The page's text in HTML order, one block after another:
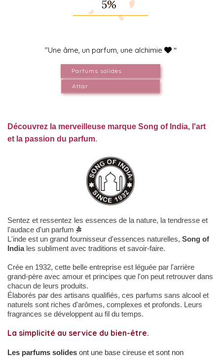
"Une âme, un parfum, une alchimie "
Parfums solides
Attar
Découvrez la merveilleuse marque Song of India, l'art
et la passion du parfum.
Sentez et ressentez les essences de la nature, la tendresse et
l'audace d'un parfum 
L'inde est un grand fournisseur d'essences naturelles, Song of
Indiales subliment avec traditions et savoir-faire.
Crée en 1932, cette belle entreprise est léguée par l'arrière
grand-père avec amour et principes que l'on peut retrouver dans
chacun de leurs produits.
Élaborés par des artisans qualifiés, ces parfums sans alcool et
naturels sont riches d'arômes, complexes et profonds. Leurs
fragrances se développent au fil du temps.
La simplicité au service du bien-être.
Les parfums solides ont une base cireuse et sont non